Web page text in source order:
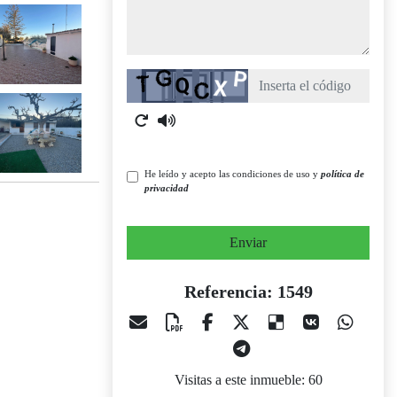
Captcha
He leído y acepto las condiciones de uso y política de
privacidad
Enviar
Referencia: 1549
Visitas a este inmueble: 60